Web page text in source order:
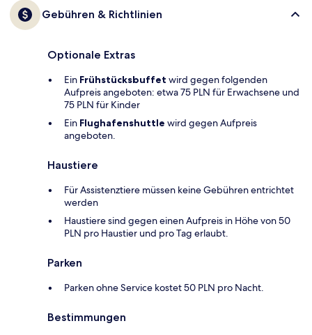
Gebühren & Richtlinien
Optionale Extras
Ein Frühstücksbuffet wird gegen folgenden
Aufpreis angeboten: etwa 75 PLN für Erwachsene und
75 PLN für Kinder
Ein Flughafenshuttle wird gegen Aufpreis
angeboten.
Haustiere
Für Assistenztiere müssen keine Gebühren entrichtet
werden
Haustiere sind gegen einen Aufpreis in Höhe von 50
PLN pro Haustier und pro Tag erlaubt.
Parken
Parken ohne Service kostet 50 PLN pro Nacht.
Bestimmungen